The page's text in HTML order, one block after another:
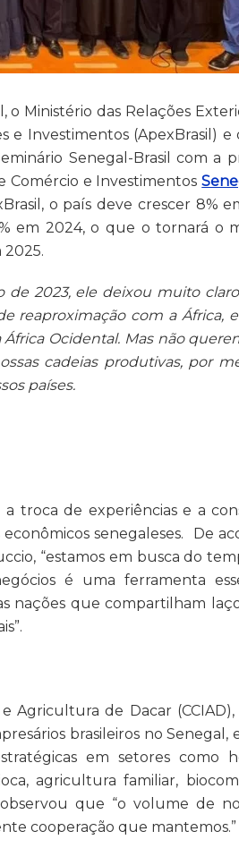
Ministério das Relações
e Investimentos (ApexBrasil) e
Senegal-Brasil com a
Comércio e Investimentos
o país deve crescer 8%
em 2024, o que o tornará o
2025.
2023, ele deixou muito
reaproximação com a África,
Ocidental. Mas não
cadeias produtivas, por
países.
troca de experiências e a
senegaleses. De
“estamos em busca do
é uma ferramenta
nações que compartilham
Agricultura de Dacar
brasileiros no Senegal,
em setores como
agricultura familiar,
que “o volume de
cooperação que mantemos.”